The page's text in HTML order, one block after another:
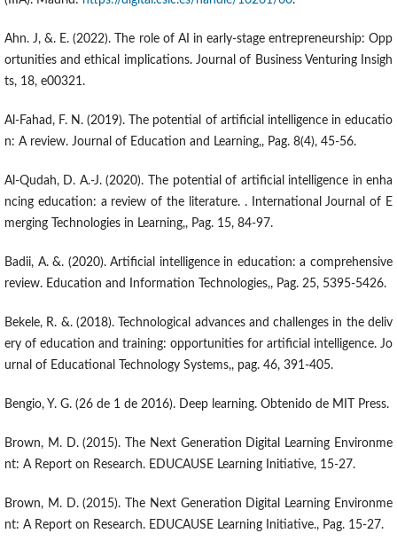
Ahn. J, &. E. (2022). The role of AI in early-stage entrepreneurship: Opp
ortunities and ethical implications. Journal of Business Venturing Insigh
ts, 18, e00321.
Al-Fahad, F. N. (2019). The potential of artificial intelligence in educatio
n: A review. Journal of Education and Learning,, Pag. 8(4), 45-56.
Al-Qudah, D. A.-J. (2020). The potential of artificial intelligence in enha
ncing education: a review of the literature. . International Journal of E
merging Technologies in Learning,, Pag. 15, 84-97.
Badii, A. &. (2020). Artificial intelligence in education: a comprehensive
review. Education and Information Technologies,, Pag. 25, 5395-5426.
Bekele, R. &. (2018). Technological advances and challenges in the deliv
ery of education and training: opportunities for artificial intelligence. Jo
urnal of Educational Technology Systems,, pag. 46, 391-405.
Bengio, Y. G. (26 de 1 de 2016). Deep learning. Obtenido de MIT Press.
Brown, M. D. (2015). The Next Generation Digital Learning Environme
nt: A Report on Research. EDUCAUSE Learning Initiative, 15-27.
Brown, M. D. (2015). The Next Generation Digital Learning Environme
nt: A Report on Research. EDUCAUSE Learning Initiative., Pag. 15-27.